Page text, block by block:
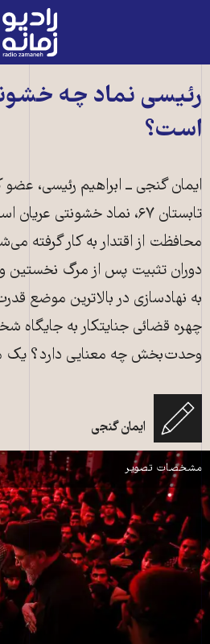
رادیو
زمانه
رئیسی نماد چه
است؟
ایمان گنجی ــ ابراهیم رئیسی،
تابستان ۶۷، نماد خشونتی
محافظت از اقتدار به کار گرفته
دوران تثبیت پس از مرگ نخستین
به نهادسازی در بالاترین موضع
چهره قضائی جنایتکار به جایگاه
وحدت‌بخش چه معنایی دارد؟ یک
ایمان گنجی
نمایش
مشخصات تصویر
ابراهیم رئیسی ــ عکس: مشرق نیوز